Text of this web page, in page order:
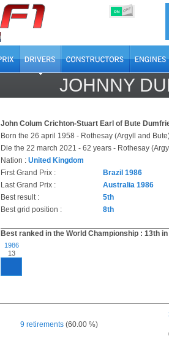
ON OFF
JOHNNY
John Colum Crichton-Stuart Earl of Bute
Born the 26 april 1958 - Rothesay (Argyll and
Die the 22 march 2021 - 62 years - Rothesay
Nation : United Kingdom
First Grand Prix :
Brazil 1986
Last Grand Prix :
Australia 1986
Best result :
5th
Best grid position :
8th
Best ranked in the World Championship : 13th in
1986
13
9 retirements (60.00 %)